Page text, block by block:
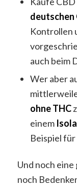
deutschen
Kontrollen
auch beim
Wer aber
ohne THC
einem
Beispiel für
Und noch
noch